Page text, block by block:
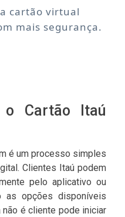
cartão virtual
mais segurança.
Cartão Itaú
é um processo simples
Clientes Itaú podem
pelo aplicativo ou
as opções disponíveis
não é cliente pode iniciar